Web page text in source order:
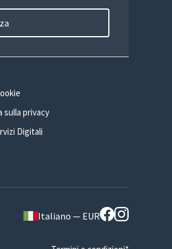
sulla privacy
Digitali
Italiano — EUR